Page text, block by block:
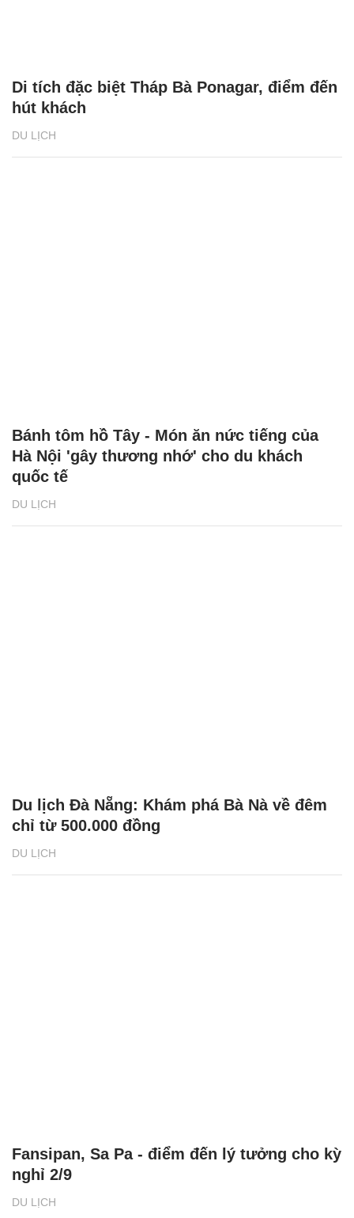
DU LỊCH
Di tích đặc biệt Tháp Bà Ponagar, điểm đến
hút khách
DU LỊCH
Bánh tôm hồ Tây - Món ăn nức tiếng của
Hà Nội 'gây thương nhớ' cho du khách
quốc tế
DU LỊCH
Du lịch Đà Nẵng: Khám phá Bà Nà về đêm
chỉ từ 500.000 đồng
DU LỊCH
Fansipan, Sa Pa - điểm đến lý tưởng cho kỳ
nghỉ 2/9